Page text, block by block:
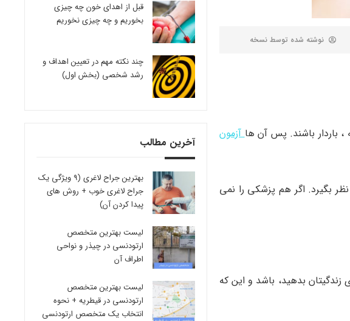
نوشته شده توسط نسخه
، باردار باشند. پس آن هاآزمون
باید یک متخصص زنان و مامایی انتخاب کنید تا شما را در این 9 ماه تحت نظر بگیرد. اگر هم پزشکی را نمی
بدهید، باشد و این که
قبل از اهدای خون چه چیزی
بخوریم و چه چیزی نخوریم
چند نکته مهم در تعیین اهداف و
رشد شخصی (بخش اول)
آخرین مطالب
بهترین جراح لاغری (9 ویژگی یک
جراح لاغری خوب + روش های
پیدا کردن آن)
لیست بهترین متخصص
ارتودنسی در چیذر و نواحی
اطراف آن
لیست بهترین متخصص
ارتودنسی در قیطریه + نحوه
انتخاب یک متخصص ارتودنسی